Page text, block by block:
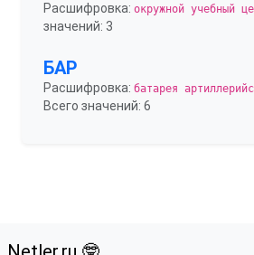
Расшифровка: окружной учебный
значений: 3
БАР
Расшифровка: батарея
Всего значений: 6